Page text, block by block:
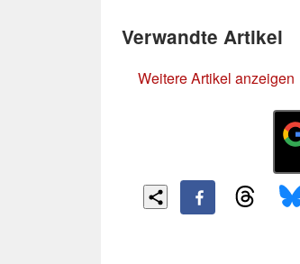
Verwandte Artikel
Weitere Artikel anzeigen